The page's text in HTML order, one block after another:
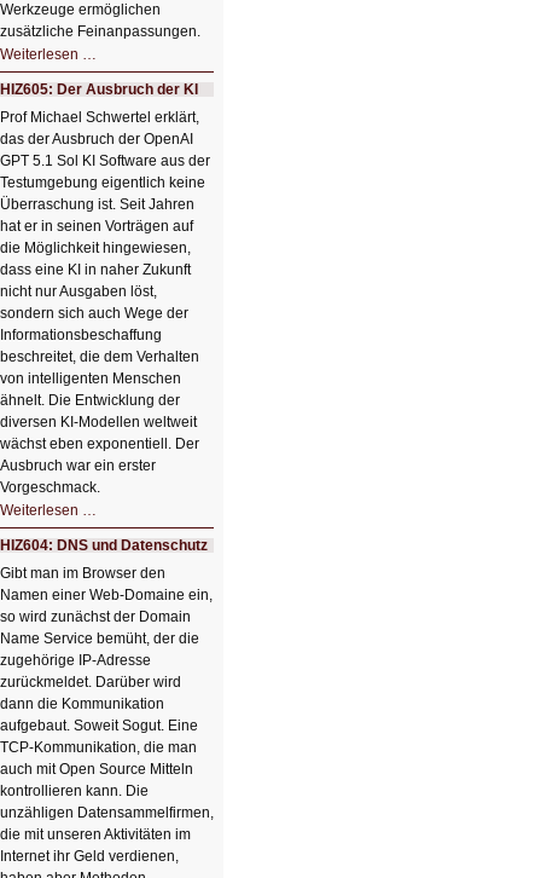
Werkzeuge ermöglichen
zusätzliche Feinanpassungen.
Weiterlesen …
Bildverschönerung
mit
einem
Klick
HIZ606:
Bildverschönerung
mit
einem
Klick
HIZ605: Der Ausbruch der KI
Prof Michael Schwertel erklärt,
das der Ausbruch der OpenAI
GPT 5.1 Sol KI Software aus der
Testumgebung eigentlich keine
Überraschung ist. Seit Jahren
hat er in seinen Vorträgen auf
die Möglichkeit hingewiesen,
dass eine KI in naher Zukunft
nicht nur Ausgaben löst,
sondern sich auch Wege der
Informationsbeschaffung
beschreitet, die dem Verhalten
von intelligenten Menschen
ähnelt. Die Entwicklung der
diversen KI-Modellen weltweit
wächst eben exponentiell. Der
Ausbruch war ein erster
Vorgeschmack.
Weiterlesen …
Der
Ausbruch
der
KI
HIZ604: DNS und Datenschutz
Gibt man im Browser den
Namen einer Web-Domaine ein,
so wird zunächst der Domain
Name Service bemüht, der die
zugehörige IP-Adresse
zurückmeldet. Darüber wird
dann die Kommunikation
aufgebaut. Soweit Sogut. Eine
TCP-Kommunikation, die man
auch mit Open Source Mitteln
kontrollieren kann. Die
unzähligen Datensammelfirmen,
die mit unseren Aktivitäten im
Internet ihr Geld verdienen,